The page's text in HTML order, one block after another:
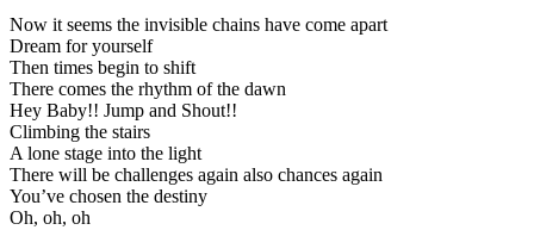
Now it seems the invisible chains have come apart
Dream for yourself
Then times begin to shift
There comes the rhythm of the dawn
Hey Baby!! Jump and Shout!!
Climbing the stairs
A lone stage into the light
There will be challenges again also chances again
You’ve chosen the destiny
Oh, oh, oh